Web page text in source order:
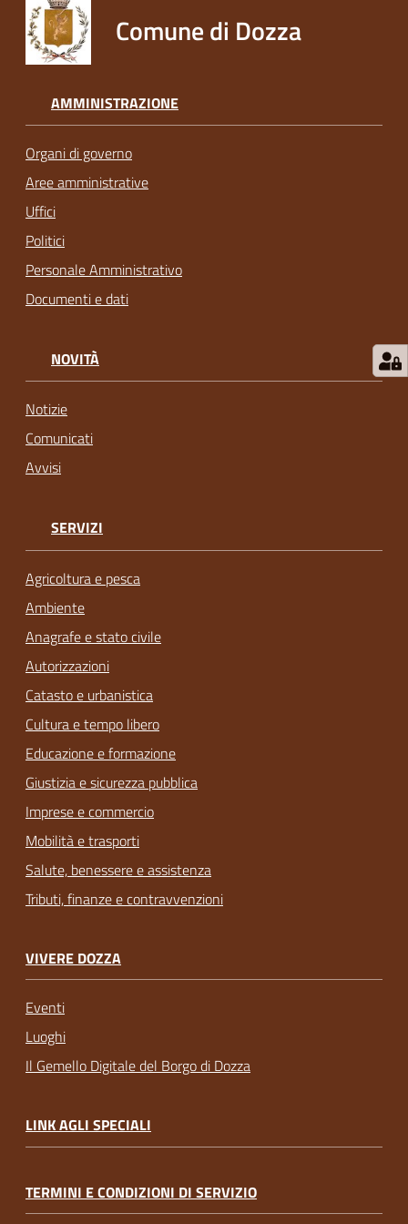
Comune di Dozza
AMMINISTRAZIONE
Organi di governo
Aree amministrative
Uffici
Politici
Personale Amministrativo
Documenti e dati
NOVITÀ
Notizie
Comunicati
Avvisi
SERVIZI
Agricoltura e pesca
Ambiente
Anagrafe e stato civile
Autorizzazioni
Catasto e urbanistica
Cultura e tempo libero
Educazione e formazione
Giustizia e sicurezza pubblica
Imprese e commercio
Mobilità e trasporti
Salute, benessere e assistenza
Tributi, finanze e contravvenzioni
VIVERE DOZZA
Eventi
Luoghi
Il Gemello Digitale del Borgo di Dozza
LINK AGLI SPECIALI
TERMINI E CONDIZIONI DI SERVIZIO